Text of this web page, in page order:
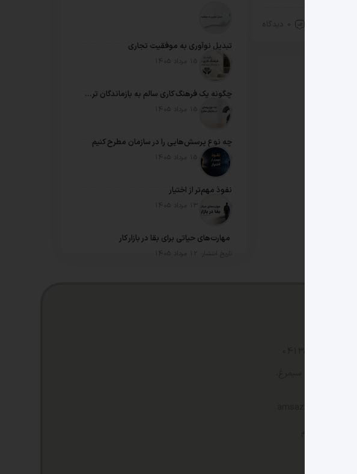
0 دیدگاه
تبدیل نوآوری به موفقیت تجاری
تاریخ انتشار: 15 مرداد 1405
چگونه یک فرهنگ کاری سالم به بازماندگان تروما کمک می‌کند
تاریخ انتشار: 15 مرداد 1405
چه نوع پرسش‌هایی را در سازمان مطرح کنیم
تاریخ انتشار: 15 مرداد 1405
نفوذ مهم‌تر از اختیار
تاریخ انتشار: 13 مرداد 1405
⁠ مهارت‌های حیاتی برای بقا در بازار کار
تاریخ انتشار: 12 مرداد 1405